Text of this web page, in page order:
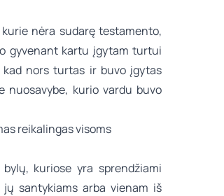
nėra sudarę testamento,
gyvenant kartu įgytam turtui
nors turtas ir buvo įgytas
nuosavybe, kurio vardu buvo
kuriose yra sprendžiami
santykiams arba vienam iš